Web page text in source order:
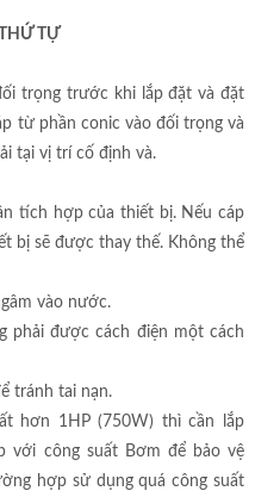
TỰ
trọng trước khi lắp đặt và đặt
từ phần conic vào đối trọng và
tại vị trí cố định và.
tích hợp của thiết bị. Nếu cáp
bị sẽ được thay thế. Không thể
vào nước.
phải được cách điện một cách
tránh tai nạn.
hơn 1HP (750W) thì cần lắp
với công suất Bơm để bảo vệ
hợp sử dụng quá công suất